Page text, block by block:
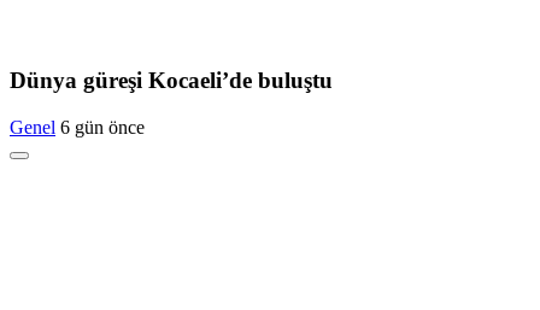
Dünya güreşi Kocaeli’de buluştu
Genel 6 gün önce